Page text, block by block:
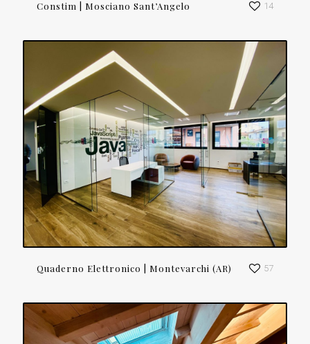
Constim | Mosciano Sant’Angelo 14
Quaderno Elettronico | Montevarchi (AR) 57